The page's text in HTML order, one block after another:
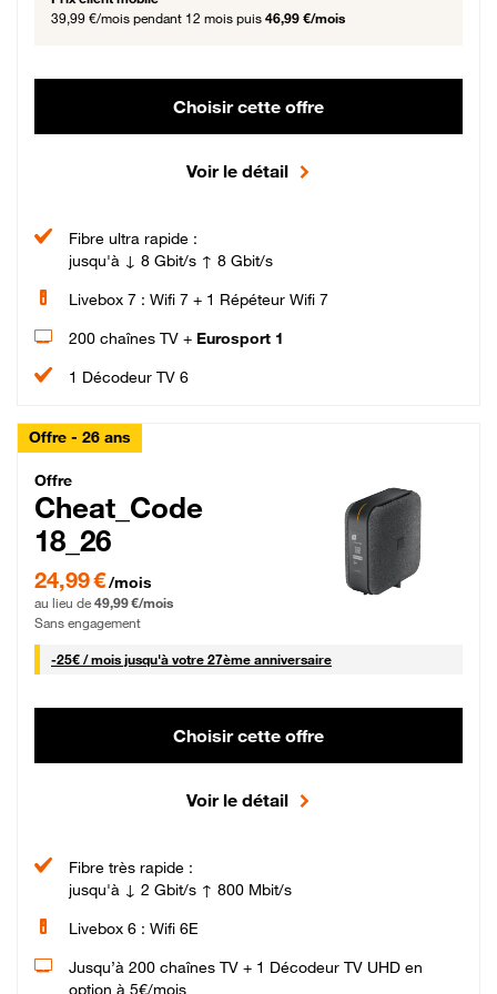
39,99 €/mois pendant 12 mois puis 46,99 €/mois
Choisir cette offre
Voir le détail
Fibre ultra rapide :
jusqu'à ↓ 8 Gbit/s ↑ 8 Gbit/s
Livebox 7 : Wifi 7 + 1 Répéteur Wifi 7
200 chaînes TV + Eurosport 1
1 Décodeur TV 6
Offre - 26 ans
Cheat_Code Fibre_18_26
Offre
Cheat_Code
18_26
24,99 € par mois pendant 0 mois puis 49,99 € par mois, Sans engagement
24,99 €/mois
au lieu de 49,99 €/mois
Sans engagement
-25€ / mois25 € par mois
jusqu'à votre 27ème anniversaire
Choisir cette offre
Voir le détail
Fibre très rapide :
jusqu'à ↓ 2 Gbit/s ↑ 800 Mbit/s
Livebox 6 : Wifi 6E
Jusqu’à 200 chaînes TV + 1 Décodeur TV UHD en
option à 5€/mois